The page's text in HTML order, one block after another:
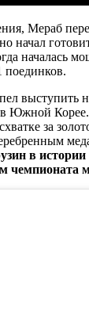
Мераб
начал
началась
поединков.
выступить
в Южной
за
в истории
чемпионата